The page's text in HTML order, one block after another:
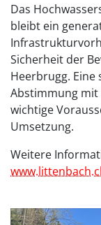
Das
bleibt ein
Sicherheit der
Heerbrugg.
Abstimmung mit
wichtige
Umsetzung.
Weitere